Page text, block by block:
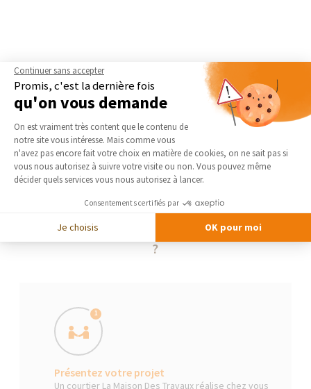
La Maison Des Travaux, comment ça marche
?
1
Présentez votre projet
Un courtier La Maison Des Travaux réalise chez vous
Continuer sans accepter
Promis, c'est la dernière fois
qu'on vous demande
Plateforme de Gestion du
On est vraiment très content que le contenu de
notre site vous intéresse. Mais comme vous
n'avez pas encore fait votre choix en matière de cookies, on ne sait pas si
vous nous autorisez à suivre votre visite ou non. Vous pouvez même
décider quels services vous nous autorisez à lancer.
Consentements certifiés par
Je choisis OK pour moi
Axeptio consent